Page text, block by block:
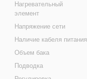
Нагревательный
элемент
Напряжение сети
Наличие кабеля питания
Объем бака
Подводка